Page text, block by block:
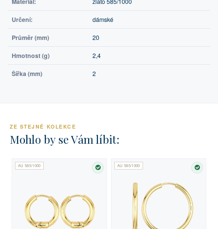
Určení: dámské
Průměr (mm) 20
Hmotnost (g) 2,4
Šířka (mm) 2
ZE STEJNÉ KOLEKCE
Mohlo by se Vám líbit:
AU 585/1000
SKLADEM
AU 585/1000